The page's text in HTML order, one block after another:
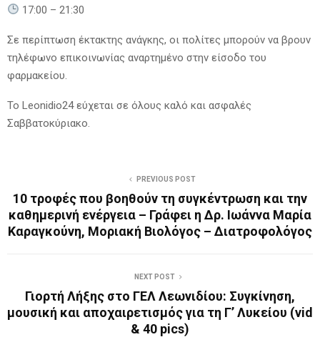
17:00 – 21:30
Σε περίπτωση έκτακτης ανάγκης, οι πολίτες μπορούν να βρουν
τηλέφωνο επικοινωνίας αναρτημένο στην είσοδο του
φαρμακείου.
Το Leonidio24 εύχεται σε όλους καλό και ασφαλές
Σαββατοκύριακο.
PREVIOUS POST
10 τροφές που βοηθούν τη συγκέντρωση και την
καθημερινή ενέργεια – Γράφει η Δρ. Ιωάννα Μαρία
Καραγκούνη, Μοριακή Βιολόγος – Διατροφολόγος
NEXT POST
Γιορτή Λήξης στο ΓΕΛ Λεωνιδίου: Συγκίνηση,
μουσική και αποχαιρετισμός για τη Γ’ Λυκείου (vid
& 40 pics)